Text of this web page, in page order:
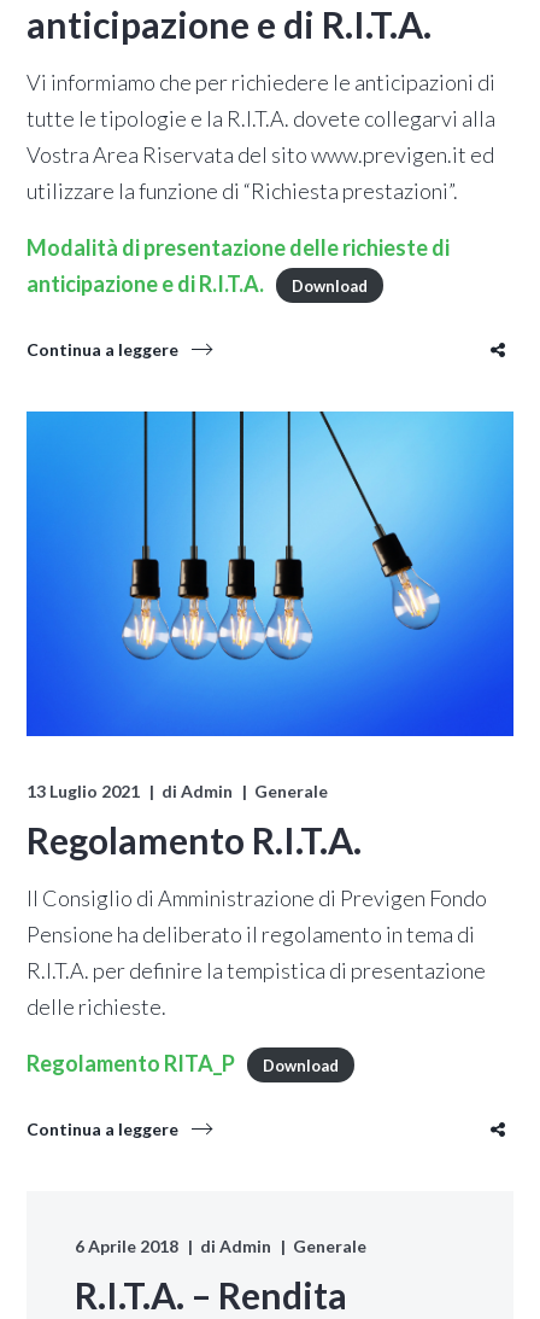
anticipazione e di R.I.T.A.
Vi informiamo che per richiedere le anticipazioni di
tutte le tipologie e la R.I.T.A. dovete collegarvi alla
Vostra Area Riservata del sito www.previgen.it ed
utilizzare la funzione di “Richiesta prestazioni”.
Modalità di presentazione delle richieste di
anticipazione e di R.I.T.A.
Download
Continua a leggere
13 Luglio 2021 diAdmin Generale
Regolamento R.I.T.A.
Il Consiglio di Amministrazione di Previgen Fondo
Pensione ha deliberato il regolamento in tema di
R.I.T.A. per definire la tempistica di presentazione
delle richieste.
Regolamento RITA_P Download
Continua a leggere
6 Aprile 2018 diAdmin Generale
R.I.T.A. – Rendita